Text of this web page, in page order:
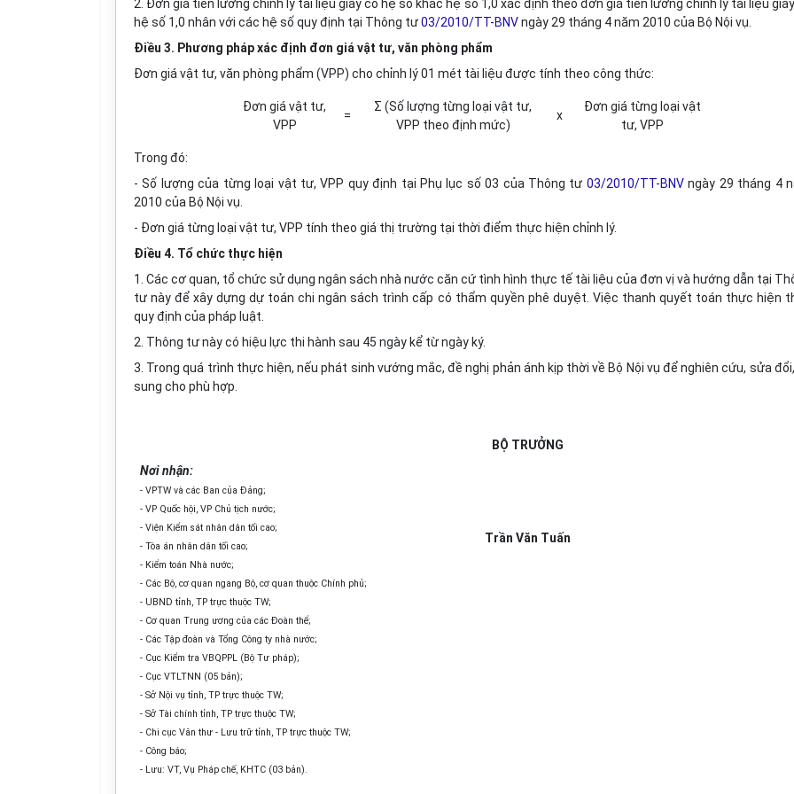
2. Đơn giá tiền lương chỉnh lý tài liệu giấy có hệ số khác hệ số 1,0 xác định theo đơn giá tiền lương chỉnh lý tài liệu
hệ số 1,0 nhân với các hệ số quy định tại Thông tư03/2010/TT-BNVngày 29 tháng 4 năm 2010 của Bộ Nội vụ.
Điều 3. Phương pháp xác định đơn giá vật tư, văn phòng phẩm
Đơn giá vật tư, văn phòng phẩm (VPP) cho chỉnh lý 01 mét tài liệu được tính theo công thức:
Đơn giá vật tư,
VPP
=
Σ (Số lượng từng loại vật tư,
VPP theo định mức)
x
Đơn giá từng loại vật
tư, VPP
Trong đó:
- Số lượng của từng loại vật tư, VPP quy định tại Phụ lục số 03 của Thông tư 03/2010/TT-BNVngày 29 tháng 4
2010 của Bộ Nội vụ.
- Đơn giá từng loại vật tư, VPP tính theo giá thị trường tại thời điểm thực hiện chỉnh lý.
Điều 4. Tổ chức thực hiện
1. Các cơ quan, tổ chức sử dụng ngân sách nhà nước căn cứ tình hình thực tế tài liệu của đơn vị và hướng dẫn tại
tư này để xây dựng dự toán chi ngân sách trình cấp có thẩm quyền phê duyệt. Việc thanh quyết toán thực hiện
quy định của pháp luật.
2. Thông tư này có hiệu lực thi hành sau 45 ngày kể từ ngày ký.
3. Trong quá trình thực hiện, nếu phát sinh vướng mắc, đề nghị phản ánh kịp thời về Bộ Nội vụ để nghiên cứu, sửa
sung cho phù hợp.
Nơi nhận:
- VPTW và các Ban của Đảng;
- VP Quốc hội, VP Chủ tịch nước;
- Viện Kiểm sát nhân dân tối cao;
- Tòa án nhân dân tối cao;
- Kiểm toán Nhà nước;
- Các Bộ, cơ quan ngang Bộ, cơ quan thuộc Chính phủ;
- UBND tỉnh, TP trực thuộc TW;
- Cơ quan Trung ương của các Đoàn thể;
- Các Tập đoàn và Tổng Công ty nhà nước;
- Cục Kiểm tra VBQPPL (Bộ Tư pháp);
- Cục VTLTNN (05 bản);
- Sở Nội vụ tỉnh, TP trực thuộc TW;
- Sở Tài chính tỉnh, TP trực thuộc TW;
- Chi cục Văn thư - Lưu trữ tỉnh, TP trực thuộc TW;
- Công báo;
- Lưu: VT, Vụ Pháp chế, KHTC (03 bản).
BỘ TRƯỞNG
Trần Văn Tuấn